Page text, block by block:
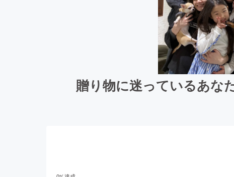
贈り物に迷っているあな